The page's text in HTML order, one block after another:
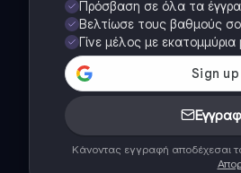
Πρόσβαση σε όλα τα
Βελτίωσε τους βαθμούς
Γίνε μέλος με
Κάνοντας εγγραφή αποδέχεσαι